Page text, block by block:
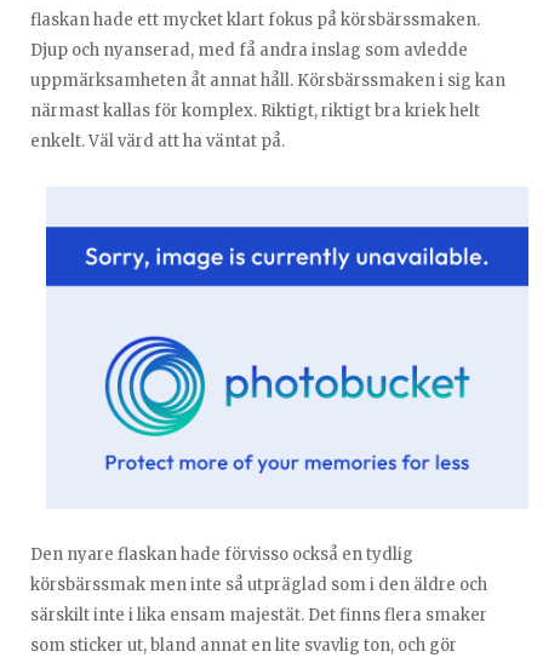
flaskan hade ett mycket klart fokus på körsbärssmaken.
Djup och nyanserad, med få andra inslag som avledde
uppmärksamheten åt annat håll. Körsbärssmaken i sig kan
närmast kallas för komplex. Riktigt, riktigt bra kriek helt
enkelt. Väl värd att ha väntat på.
Den nyare flaskan hade förvisso också en tydlig
körsbärssmak men inte så utpräglad som i den äldre och
särskilt inte i lika ensam majestät. Det finns flera smaker
som sticker ut, bland annat en lite svavlig ton, och gör